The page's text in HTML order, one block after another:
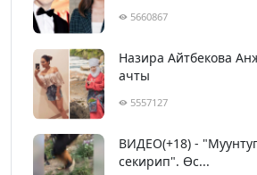
5660867
Назира Айтбекова
ачты
5557127
ВИДЕО(+18) -
секирип". Өс...